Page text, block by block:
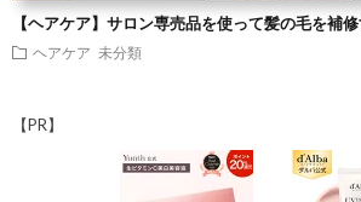
【ヘアケア】サロン専売品を使って髪の毛を補
ヘアケア 未分類
【PR】